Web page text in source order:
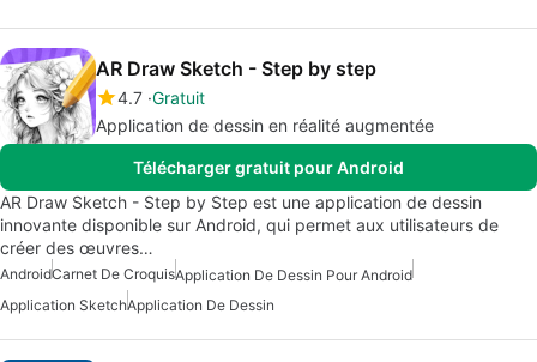
AR Draw Sketch - Step by step
4.7 Gratuit
Application de dessin en réalité augmentée
Télécharger gratuit pour Android
AR Draw Sketch - Step by Step est une application de dessin
innovante disponible sur Android, qui permet aux utilisateurs de
créer des œuvres…
AndroidCarnet De CroquisApplication De Dessin Pour Android
Application SketchApplication De Dessin